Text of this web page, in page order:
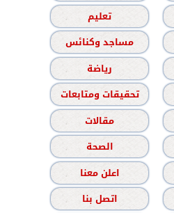
تعليم
مساجد وكنائس
رياضة
تحقيقات ومتابعات
مقالات
الصحة
اعلن معنا
اتصل بنا